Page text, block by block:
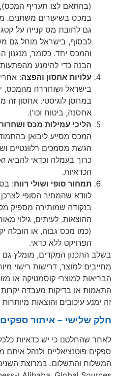
(בהתאם לצו תעריף המכס),
במכס בשיעורים משתנים.
גם לחובת מס קנייה על
לבסוף, בישראל מוחל גם
והמכס יחד. כלומר, מנגנון
הבנה כדי להימנע
עלויות אחסון והפצה:
בישראל ושוחררה מהמכס,
במחסן לוגיסטי. אחסון זה
אחסנה, ביטוח וכו').
הליכי עמילות מכס ושחרור
המכס מסייע ליבואן
הגשת מסמכים רלוונטיים
כרוך בעמלה וכדאי להביא
הכדאיות.
תמחור סופי ושולי רווח:
לוודא שהמחיר הסופי
בנקודה שמותירה מספיק
ההוצאות. לעיתים, גילוי
(כמו מכס גבוה, או הובלה
הפרויקט ללא כדאי.
בשלב התכנון המקדים, מומלץ
מחייבים למוצר, דרישות רישוי
הבריאות למוצרי קוסמטיקה או
התאמות או בדיקות מעבדה יקרות
זה ימנע עיכובים והוצאות
חלק שלישי – איתור
לאחר שהחלטנו כי יש כדאיות
ספקים פוטנציאליים ולנהל
המשלוח והתשלום. במרוצת